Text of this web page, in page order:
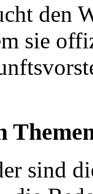
den
sie
sind